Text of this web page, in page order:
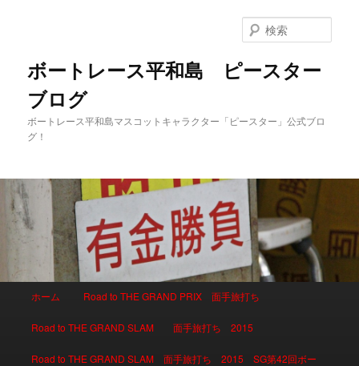
ボートレース平和島 ピースター
ブログ
ボートレース平和島マスコットキャラクター「ピースター」公式ブロ
グ！
索
メインコンテンツへ移動
サブコンテンツへ移動
ホーム Road to THE GRAND PRIX 面手旅打ち
Road to THE GRAND SLAM 面手旅打ち 2015
Road to THE GRAND SLAM 面手旅打ち 2015 SG第42回ボー